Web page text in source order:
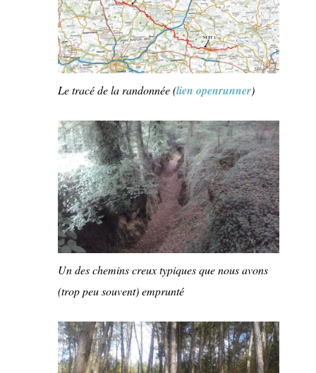
Le tracé de la randonnée (lien openrunner)
Un des chemins creux typiques que nous avons
(trop peu souvent) emprunté